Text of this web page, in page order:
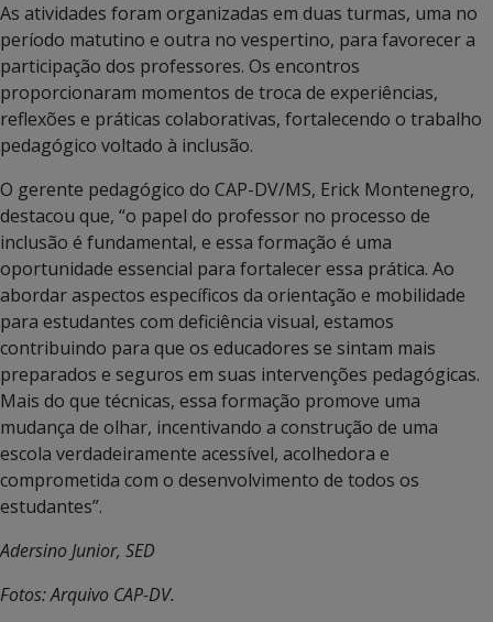
As atividades foram organizadas em duas turmas, uma no
período matutino e outra no vespertino, para favorecer a
participação dos professores. Os encontros
proporcionaram momentos de troca de experiências,
reflexões e práticas colaborativas, fortalecendo o trabalho
pedagógico voltado à inclusão.
O gerente pedagógico do CAP-DV/MS, Erick Montenegro,
destacou que, “o papel do professor no processo de
inclusão é fundamental, e essa formação é uma
oportunidade essencial para fortalecer essa prática. Ao
abordar aspectos específicos da orientação e mobilidade
para estudantes com deficiência visual, estamos
contribuindo para que os educadores se sintam mais
preparados e seguros em suas intervenções pedagógicas.
Mais do que técnicas, essa formação promove uma
mudança de olhar, incentivando a construção de uma
escola verdadeiramente acessível, acolhedora e
comprometida com o desenvolvimento de todos os
estudantes”.
Adersino Junior, SED
Fotos: Arquivo CAP-DV.